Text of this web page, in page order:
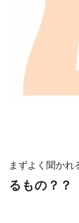
まずよく聞かれ
るもの？？